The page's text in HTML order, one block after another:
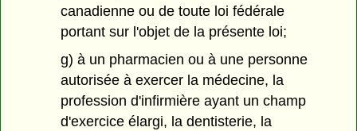
canadienne ou de toute loi fédérale
portant sur l'objet de la présente loi;
g) à un pharmacien ou à une personne
autorisée à exercer la médecine, la
profession d'infirmière ayant un champ
d'exercice élargi, la dentisterie, la